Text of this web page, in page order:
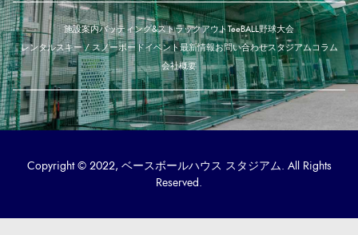
施設案内バッティング&ストラックアウトTeeBALL野球大会
レンタルスキー / スノーボードイベント最新情報お問い合わせスタジアムコラム
会社概要
Copyright © 2022, ベースボールハウス スタジアム. All Rights
Reserved.